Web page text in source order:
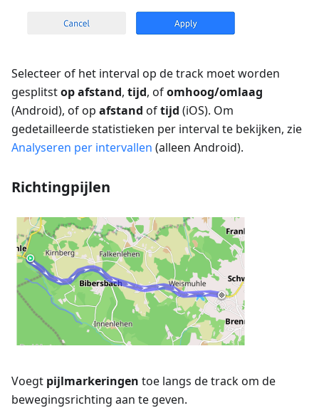
Selecteer of het interval op de track moet worden
gesplitstop afstand, tijd, ofomhoog/omlaag
(Android), of op afstand oftijd (iOS). Om
gedetailleerde statistieken per interval te bekijken, zie
Analyseren per intervallen (alleen Android).
Richtingpijlen
Voegt pijlmarkeringen toe langs de track om de
bewegingsrichting aan te geven.